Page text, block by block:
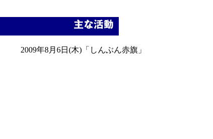
2009年8月6日(木)「しんぶん赤旗」